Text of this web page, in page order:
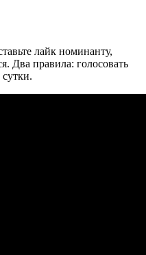
лайк номинанту,
Два правила: голосовать